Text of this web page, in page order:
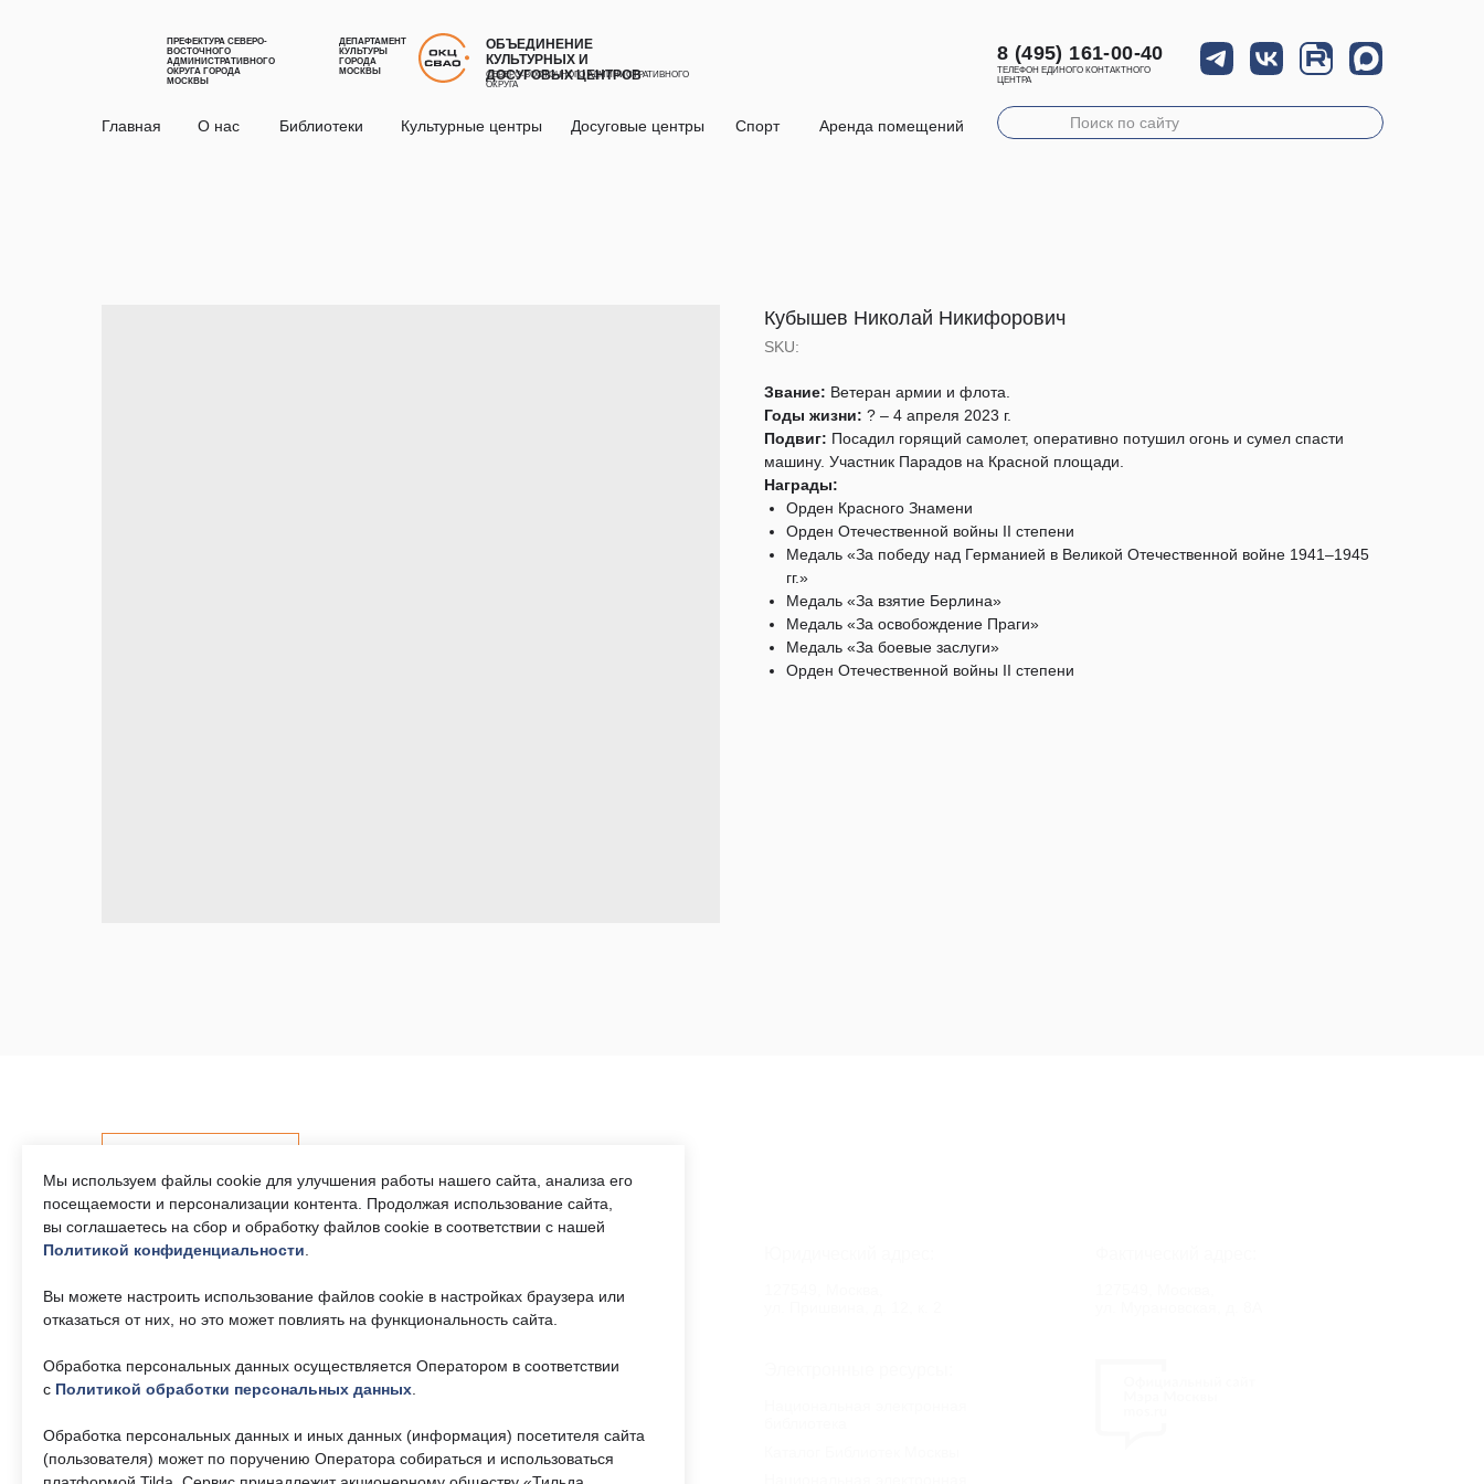
ПРЕФЕКТУРА СЕВЕРО-
ВОСТОЧНОГО
АДМИНИСТРАТИВНОГО
ОКРУГА ГОРОДА
МОСКВЫ
ДЕПАРТАМЕНТ
КУЛЬТУРЫ
ГОРОДА
МОСКВЫ
ОБЪЕДИНЕНИЕ
КУЛЬТУРНЫХ И
ДОСУГОВЫХ ЦЕНТРОВ
СЕВЕРО-ВОСТОЧНОГО АДМИНИСТРАТИВНОГО
ОКРУГА
8 (495) 161-00-40
ТЕЛЕФОН ЕДИНОГО КОНТАКТНОГО
ЦЕНТРА
Главная О нас Библиотеки Спорт Аренда помещений
Культурные центры Досуговые центры
Кубышев Николай Никифорович
SKU:
Звание: Ветеран армии и флота.
Годы жизни: ? – 4 апреля 2023 г.
Подвиг: Посадил горящий самолет, оперативно потушил огонь и сумел спасти
машину. Участник Парадов на Красной площади.
Награды:
Орден Красного Знамени
Орден Отечественной войны II степени
Медаль «За победу над Германией в Великой Отечественной войне 1941–1945
гг.»
Медаль «За взятие Берлина»
Медаль «За освобождение Праги»
Медаль «За боевые заслуги»
Орден Отечественной войны II степени
Телефон единого
8 (495) 161-00-40
okc-
svao@svao.mos.ru
Почта:
Пн-Пт 9:00 —
17:30, обед 12:00
— 13:00
Об учреждении:
Документы
Мы используем файлы cookie для улучшения работы нашего сайта, анализа его
посещаемости и персонализации контента. Продолжая использование сайта,
вы соглашаетесь на сбор и обработку файлов cookie в соответствии с нашей
Политикой конфиденциальности.
Вы можете настроить использование файлов cookie в настройках браузера или
отказаться от них, но это может повлиять на функциональность сайта.
Обработка персональных данных осуществляется Оператором в соответствии
с Политикой обработки персональных данных.
Обработка персональных данных и иных данных (информация) посетителя сайта
(пользователя) может по поручению Оператора собираться и использоваться